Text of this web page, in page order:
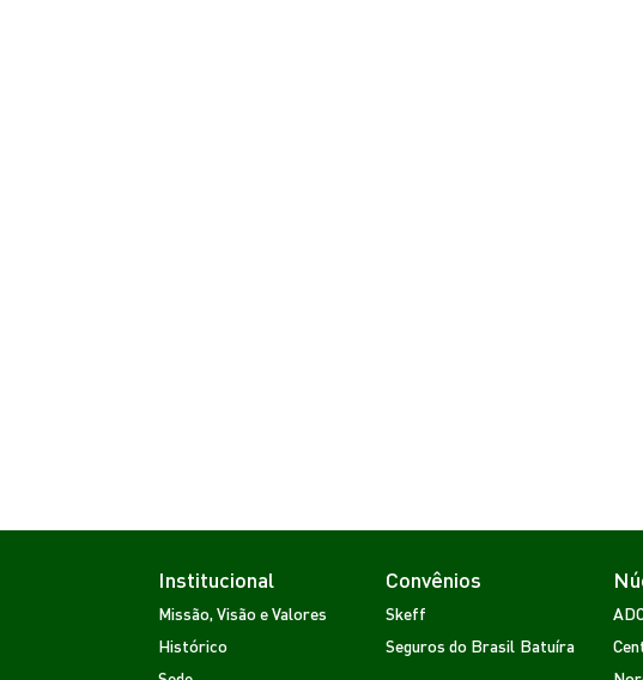
Institucional
Missão, Visão e Valores
Histórico
Convênios
Skeff
Seguros do Brasil Batuíra